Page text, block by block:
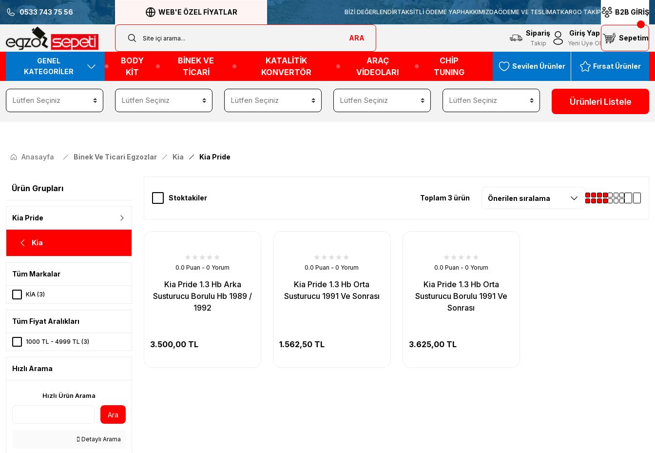
0533 743 75 56 WEB'E ÖZEL FİYATLAR BİZİ DEĞERLENDİRTAKSİTLİ ÖDEME YAPHAKKIMIZDAÖDEME VE TESLİMATKARGO TAKİP B2B GİRİŞ
ARA
Sipariş
Takip
Giriş Yap
Yeni Üye Ol
Sepetim
GENEL
KATEGORİLER
BODY
KİT
BİNEK VE
TİCARİ
KATALİTİK
KONVERTÖR
ARAÇ
VİDEOLARI
CHİP
TUNING
Sevilen Ürünler Fırsat Ürünler
Ürünleri Listele
Anasayfa Binek Ve Ticari Egzozlar Kia Kia Pride
Ürün Grupları
Kia Pride
Kia
Tüm Markalar
KİA (3)
Tüm Fiyat Aralıkları
1000 TL - 4999 TL (3)
Hızlı Arama
Hızlı Ürün Arama
Ara
Detaylı Arama
Stoktakiler Toplam 3 ürün
0.0 Puan - 0 Yorum
Kia Pride 1.3 Hb Arka
Susturucu Borulu Hb 1989 /
1992
3.500,00 TL
0.0 Puan - 0 Yorum
Kia Pride 1.3 Hb Orta
Susturucu 1991 Ve Sonrası
1.562,50 TL
0.0 Puan - 0 Yorum
Kia Pride 1.3 Hb Orta
Susturucu Borulu 1991 Ve
Sonrası
3.625,00 TL